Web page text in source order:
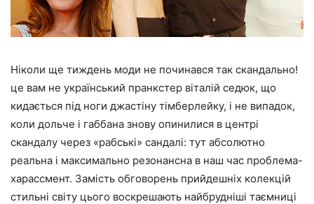
Ніколи ще тиждень моди не починався так скандально!
це вам не український пранкстер віталій седюк, що
кидається під ноги джастіну тімберлейку, і не випадок,
коли дольче і габбана знову опинилися в центрі
скандалу через «рабські» сандалі: тут абсолютно
реальна і максимально резонансна в наш час проблема-
харассмент. Замість обговорень прийдешніх колекцій
стильні світу цього воскрешають найбрудніші таємниці